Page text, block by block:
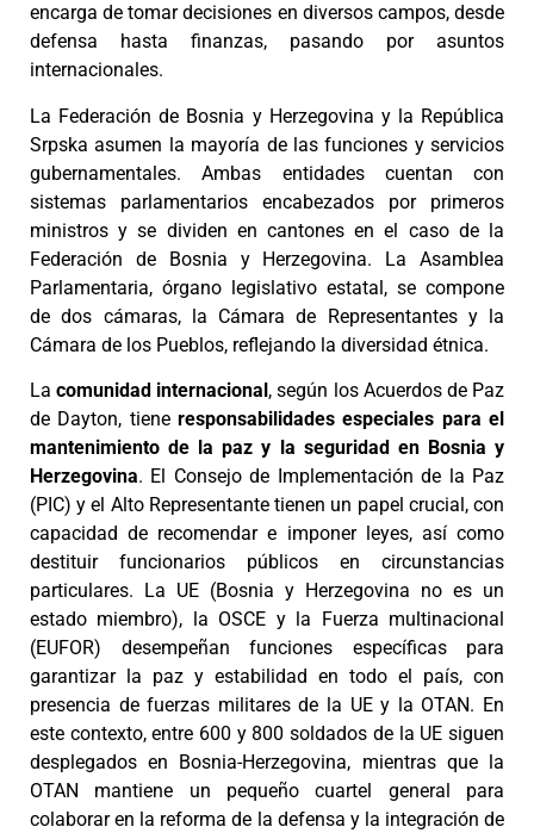
encarga de tomar decisiones en diversos campos, desde
defensa hasta finanzas, pasando por asuntos
internacionales.
La Federación de Bosnia y Herzegovina y la República
Srpska asumen la mayoría de las funciones y servicios
gubernamentales. Ambas entidades cuentan con
sistemas parlamentarios encabezados por primeros
ministros y se dividen en cantones en el caso de la
Federación de Bosnia y Herzegovina. La Asamblea
Parlamentaria, órgano legislativo estatal, se compone
de dos cámaras, la Cámara de Representantes y la
Cámara de los Pueblos, reflejando la diversidad étnica.
Lacomunidad internacional, según los Acuerdos de Paz
de Dayton, tiene responsabilidades especiales para el
mantenimiento de la paz y la seguridad en Bosnia y
Herzegovina. El Consejo de Implementación de la Paz
(PIC) y el Alto Representante tienen un papel crucial, con
capacidad de recomendar e imponer leyes, así como
destituir funcionarios públicos en circunstancias
particulares. La UE (Bosnia y Herzegovina no es un
estado miembro), la OSCE y la Fuerza multinacional
(EUFOR) desempeñan funciones específicas para
garantizar la paz y estabilidad en todo el país, con
presencia de fuerzas militares de la UE y la OTAN. En
este contexto, entre 600 y 800 soldados de la UE siguen
desplegados en Bosnia-Herzegovina, mientras que la
OTAN mantiene un pequeño cuartel general para
colaborar en la reforma de la defensa y la integración de